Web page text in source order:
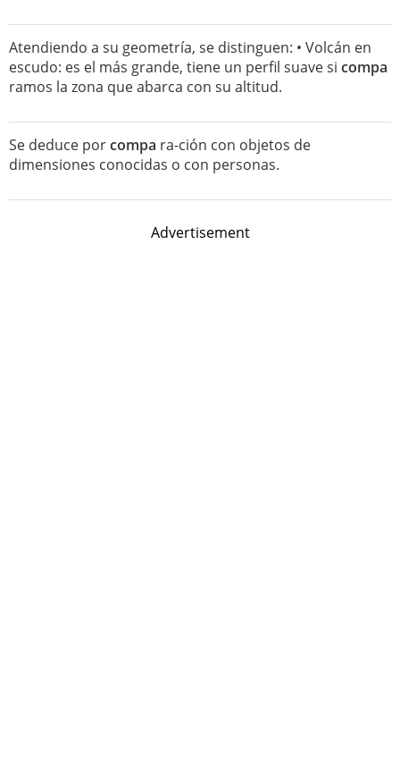
Atendiendo a su geometría, se distinguen: • Volcán en
escudo: es el más grande, tiene un perfil suave si compa
ramos la zona que abarca con su altitud.
Se deduce porcompa ra-ción con objetos de
dimensiones conocidas o con personas.
Advertisement